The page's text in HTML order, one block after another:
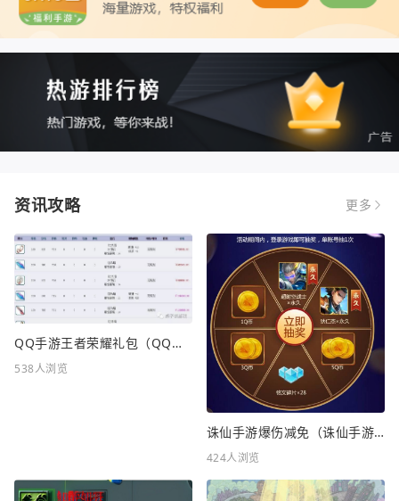
资讯攻略 更多
QQ手游王者荣耀礼包（QQ手游王者荣耀礼包在哪领）
538人浏览
诛仙手游爆伤减免（诛仙手游爆伤减免重要吗）
424人浏览